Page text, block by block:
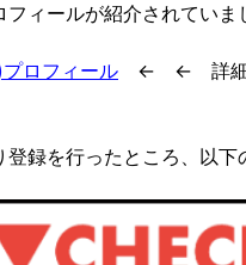
ィールが紹介されていま
ロフィール ← ← 詳細は
登録を行ったところ、以